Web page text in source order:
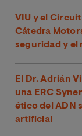
VIU y el
Cátedra
seguridad y el
El Dr. Adrián
una ERC
ético del ADN
artificial